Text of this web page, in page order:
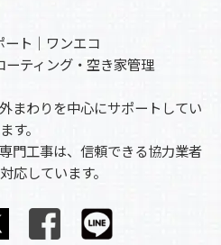
ート｜ワンエコ
ティング・空き家管理
まわりを中心にサポートしてい
ます。
門工事は、信頼できる協力業者
応しています。